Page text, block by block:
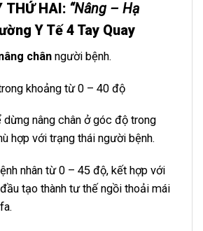
THỨ HAI : “Nâng – Hạ
Y Tế 4 Tay Quay
chân người bệnh.
khoảng từ 0 – 40 độ
dừng nâng chân ở góc độ trong
hợp với trạng thái người bệnh.
nhân từ 0 – 45 độ, kết hợp với
tạo thành tư thế ngồi thoải mái